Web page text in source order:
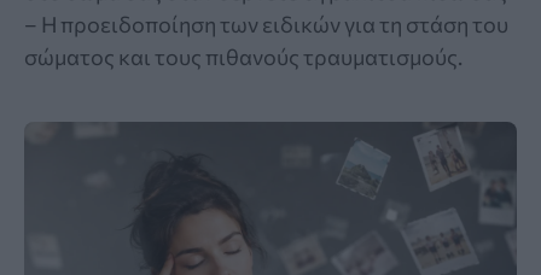
– Η προειδοποίηση των ειδικών για τη στάση του
σώματος και τους πιθανούς τραυματισμούς.